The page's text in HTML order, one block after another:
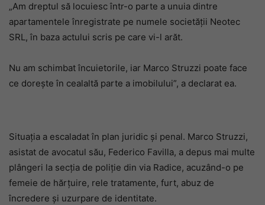
„Am dreptul să locuiesc într-o parte a unuia dintre
apartamentele înregistrate pe numele societății Neotec
SRL, în baza actului scris pe care vi-l arăt.
Nu am schimbat încuietorile, iar Marco Struzzi poate face
ce dorește în cealaltă parte a imobilului”, a declarat ea.
Situația a escaladat în plan juridic și penal. Marco Struzzi,
asistat de avocatul său, Federico Favilla, a depus mai multe
plângeri la secția de poliție din via Radice, acuzând-o pe
femeie de hărțuire, rele tratamente, furt, abuz de
încredere și uzurpare de identitate.